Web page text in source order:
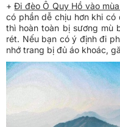
+Đi đèo Ô Quy Hồ vào
có phần dễ chịu hơn khi
thì hoàn toàn bị sương mù
rét. Nếu bạn có ý định đi
nhớ trang bị đủ áo khoác,